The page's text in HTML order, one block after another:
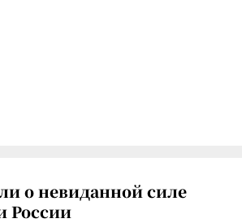
о невиданной силе
России